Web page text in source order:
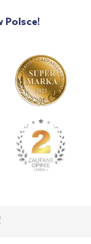
Polsce!